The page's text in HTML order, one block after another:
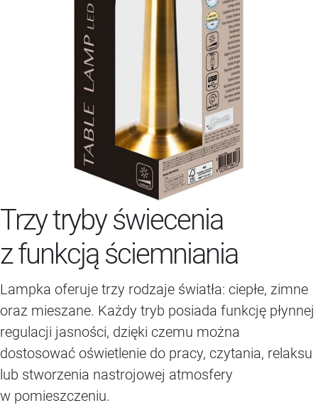
Trzy tryby świecenia
z funkcją ściemniania
Lampka oferuje trzy rodzaje światła: ciepłe, zimne
oraz mieszane. Każdy tryb posiada funkcję płynnej
regulacji jasności, dzięki czemu można
dostosować oświetlenie do pracy, czytania, relaksu
lub stworzenia nastrojowej atmosfery
w pomieszczeniu.